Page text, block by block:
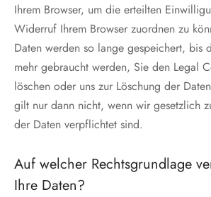
Ihrem Browser, um die erteilten
Widerruf Ihrem Browser zuordnen zu
Daten werden so lange gespeichert, bis
mehr gebraucht werden, Sie den Legal
löschen oder uns zur Löschung der
gilt nur dann nicht, wenn wir gesetzlich
der Daten verpflichtet sind.
Auf welcher Rechtsgrundlage
Ihre Daten?